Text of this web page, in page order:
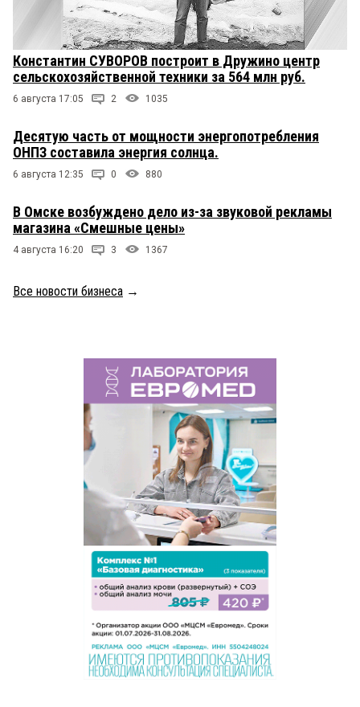
Константин СУВОРОВ построит в Дружино центр
сельскохозяйственной техники за 564 млн руб.
6 августа 17:05 2 1035
Десятую часть от мощности энергопотребления
ОНПЗ составила энергия солнца.
6 августа 12:35 0 880
В Омске возбуждено дело из-за звуковой рекламы
магазина «Смешные цены»
4 августа 16:20 3 1367
Все новости бизнеса →